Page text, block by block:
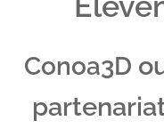
Conoa3D